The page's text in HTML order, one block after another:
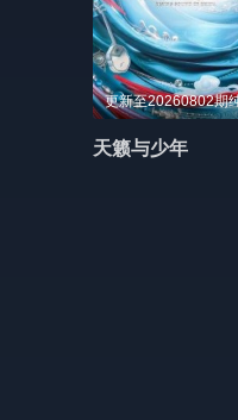
更新至20260802期
天籁与少年